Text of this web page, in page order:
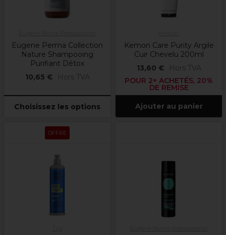
Eugene Perma Collection
Nature Shampooing
Purifiant Détox
10,65 €
Hors TVA
Choisissez les options
Kemon Care Purity Argile
Cuir Chevelu 200ml
13,60 €
Hors TVA
POUR 2+ ACHETÉS, 20%
DE REMISE
Ajouter au panier
OFFRE